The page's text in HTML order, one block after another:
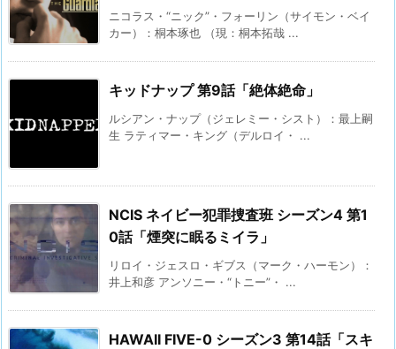
ニコラス・“ニック”・フォーリン（サイモン・ベイ
カー）：桐本琢也 （現：桐本拓哉 ...
キッドナップ 第9話「絶体絶命」
ルシアン・ナップ（ジェレミー・シスト）：最上嗣
生 ラティマー・キング（デルロイ・ ...
NCIS ネイビー犯罪捜査班 シーズン4 第1
0話「煙突に眠るミイラ」
リロイ・ジェスロ・ギブス（マーク・ハーモン）：
井上和彦 アンソニー・“トニー”・ ...
HAWAII FIVE-0 シーズン3 第14話「スキ